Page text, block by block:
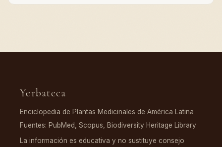
Yerbateca
Enciclopedia de Plantas Medicinales de América Latina
Fuentes: PubMed, Scopus, Biodiversity Heritage Library
La información es educativa y no sustituye consejo